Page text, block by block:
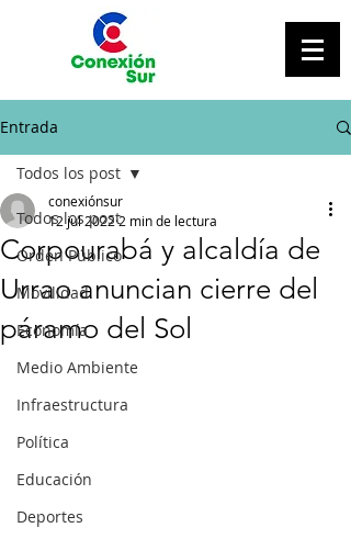
Entrada
Todos los post
Orden Público
Movilidad
Economía
Medio Ambiente
Infraestructura
Política
Educación
Deportes
Todos los post
Corpourabá y alcaldía de
Urrao anuncian cierre del
páramo del Sol
conexiónsur
12 jul 2022 2 min de lectura